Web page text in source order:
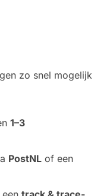
zo snel mogelijk
1–3
PostNL of een